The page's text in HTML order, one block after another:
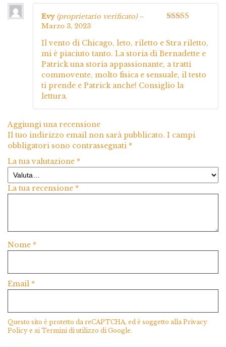
Evy (proprietario verificato) –
Marzo 3, 2023
Il vento di Chicago, leto, riletto e Stra riletto,
mi è piaciuto tanto. La storia di Bernadette e
Patrick una storia appassionante, a tratti
commovente, molto fisica e sensuale, il testo
ti prende e Patrick anche! Consiglio la
lettura.
Aggiungi una recensione
Il tuo indirizzo email non sarà pubblicato. I campi
obbligatori sono contrassegnati *
La tua valutazione *
La tua recensione *
Nome *
Email *
Questo sito è protetto da reCAPTCHA, ed è soggetto alla Privacy
Policy e ai Termini di utilizzo di Google.